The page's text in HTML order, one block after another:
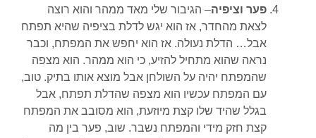
פער וציפיה– הגיבור שלי מאד ממהר והוא רוצה
לצאת מהחדר, אז הוא יגש לדלת בציפיה שהיא תפתח
אבל… הדלת נעולה. אז הוא יחפש את המפתח, וכבר
נראה שהוא מתחיל להזיע, כי הוא ממהר. הוא מצפה
שהמפתח יהיה על השולחן אבל מוצא אותו בתיק. טוב,
עם המפתח עכשיו הוא מצפה שהדלת תפתח, אבל
בגלל שהיד שלו קצת מיוזעת, הוא מסובב את המפתח
קצת חזק מידי והמפתח נשבר. שוב, פער בין מה